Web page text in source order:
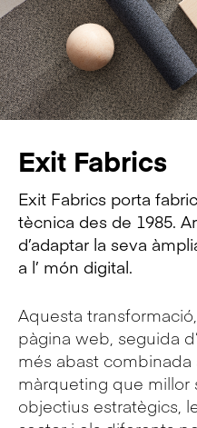
Exit Fabrics
Exit Fabrics porta
tècnica des de 1985.
d’adaptar la seva
a l’ món digital.
Aquesta
pàgina web, seguida
més abast
màrqueting que millor
objectius estratègics,